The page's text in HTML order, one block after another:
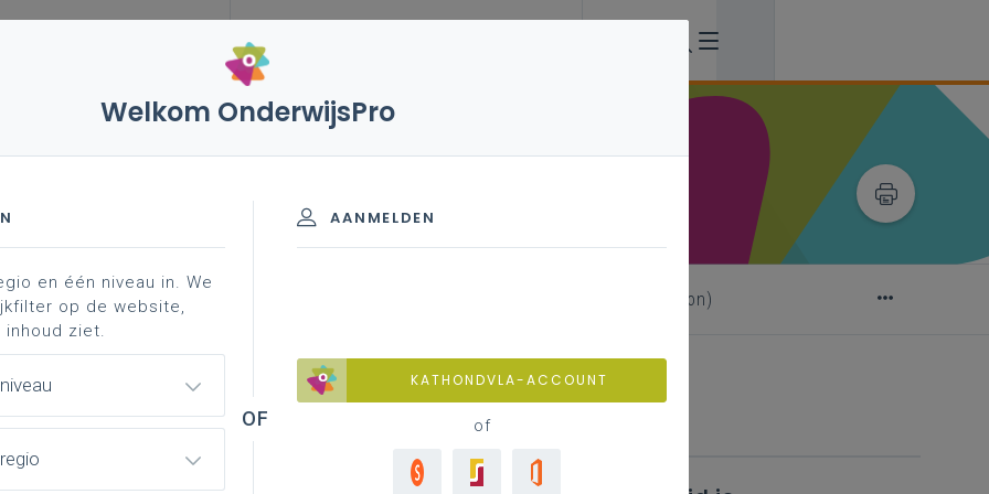
van uniser!
for jobshadowing how to go international? (under construction)
Doe mee aan het
Welkom OnderwijsPro
AANMELDEN
KATHONDVLA-ACCOUNT
of
en één niveau in. We
op de website,
ziet.